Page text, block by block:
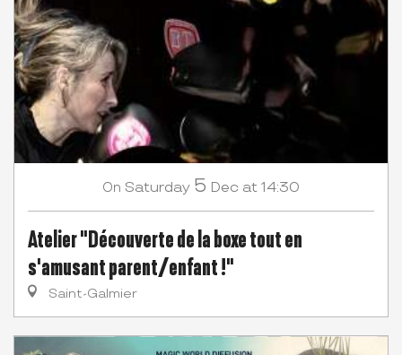
On Saturday 5 Dec at 14:30
Atelier "Découverte de la boxe tout en
s'amusant parent/enfant !"
Saint-Galmier